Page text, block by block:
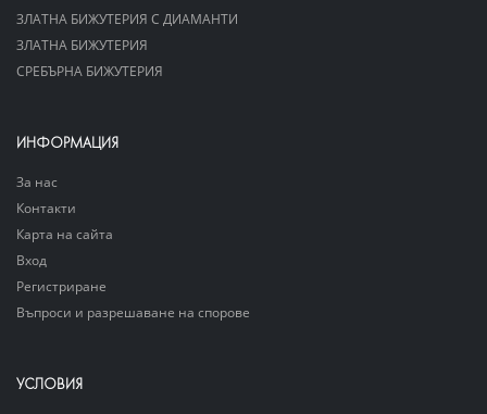
ЗЛАТНА БИЖУТЕРИЯ С ДИАМАНТИ
ЗЛАТНА БИЖУТЕРИЯ
СРЕБЪРНА БИЖУТЕРИЯ
ИНФОРМАЦИЯ
За нас
Контакти
Карта на сайта
Вход
Регистриране
Въпроси и разрешаване на спорове
УСЛОВИЯ